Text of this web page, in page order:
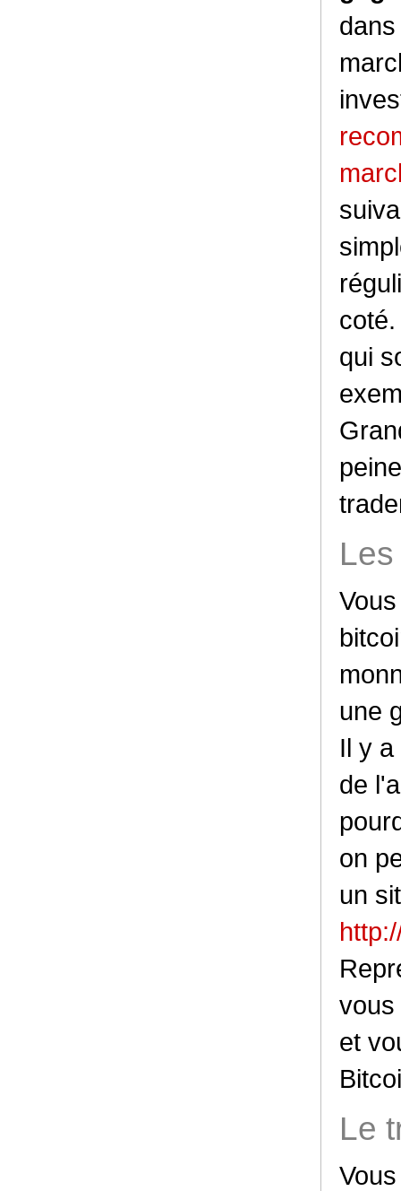
qui
une
Il y
de
on
un
vous
et
Le